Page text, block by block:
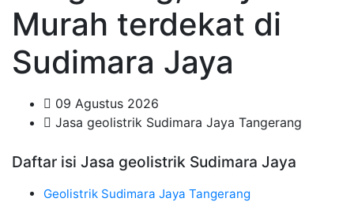
Murah terdekat di
Sudimara Jaya
09 Agustus 2026
Jasa geolistrik Sudimara Jaya Tangerang
Daftar isi Jasa geolistrik Sudimara Jaya
Geolistrik Sudimara Jaya Tangerang